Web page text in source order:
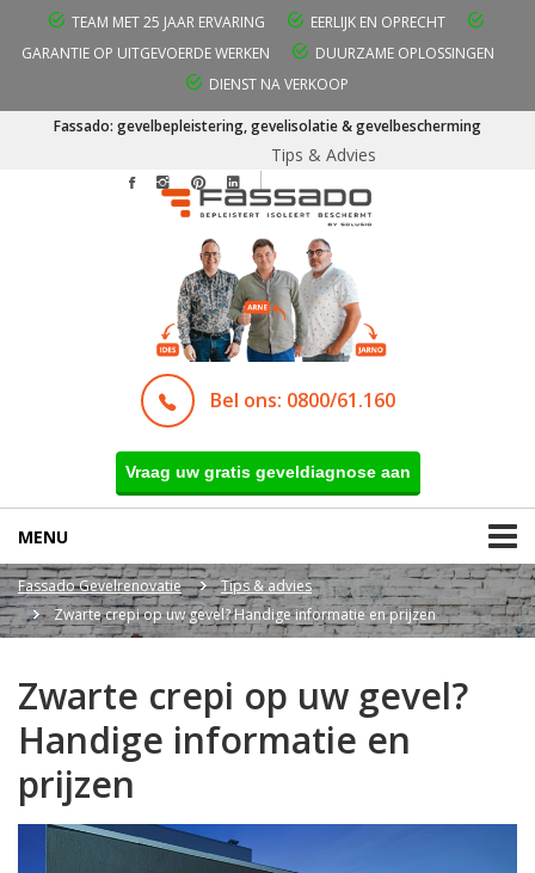
TEAM MET 25 JAAR ERVARING
EERLIJK EN OPRECHT
GARANTIE OP UITGEVOERDE WERKEN
DUURZAME OPLOSSINGEN
DIENST NA VERKOOP
Fassado: gevelbepleistering, gevelisolatie & gevelbescherming
Tips & Advies
Bel ons: 0800/61.160
Vraag uw gratis geveldiagnose aan
MENU
Fassado Gevelrenovatie
Tips & advies
Zwarte crepi op uw gevel? Handige informatie en prijzen
Zwarte crepi op uw gevel?
Handige informatie en
prijzen